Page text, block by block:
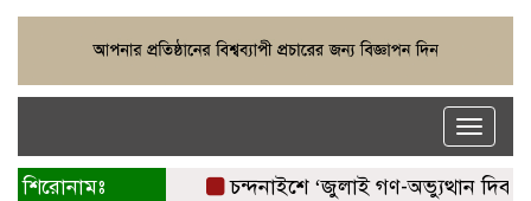
Toggle
শিরোনামঃ চন্দনাইশে ‘জুলাই গণ-অভ্যুত্থান দিবস’